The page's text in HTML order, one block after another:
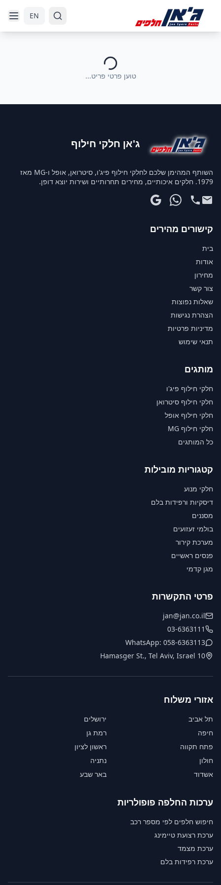
EN
טוען פרטי פריט...
ג'אן חלקי חילוף
השותף המהימן שלכם לחלקי חילוף פיג'ו, סיטרואן, אופל ו-MG מאז
1979. חלקים איכותיים, מחירים תחרותיים ושירות יוצא דופן.
קישורים מהירים
בית
אודות
מחירון
צור קשר
שאלות נפוצות
הצהרת נגישות
מדיניות פרטיות
תנאי שימוש
מותגים
חלקי חילוף פיג'ו
חלקי חילוף סיטרואן
חלקי חילוף אופל
חלקי חילוף MG
כל המותגים
קטגוריות מובילות
חלקי מנוע
דיסקיות ורפידות בלם
מסננים
בולמי זעזועים
מערכת קירור
פנסים ראשיים
מגן קדמי
פרטי התקשרות
jan@jan.co.il
03-6363111
WhatsApp: 058-6363113
10 Hamasger St., Tel Aviv, Israel
אזורי משלוח
תל אביב
ירושלים
חיפה
רמת גן
פתח תקווה
ראשון לציון
חולון
נתניה
אשדוד
באר שבע
ערכות החלפה פופולריות
חיפוש חלפים לפי מספר רכב
ערכת רצועת טיימינג
ערכת מצמד
ערכת רפידות בלם